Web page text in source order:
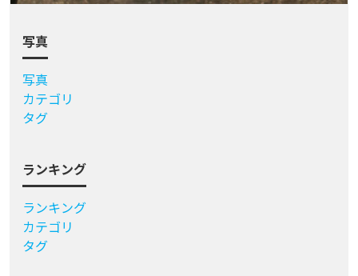
写真
写真
カテゴリ
タグ
ランキング
ランキング
カテゴリ
タグ